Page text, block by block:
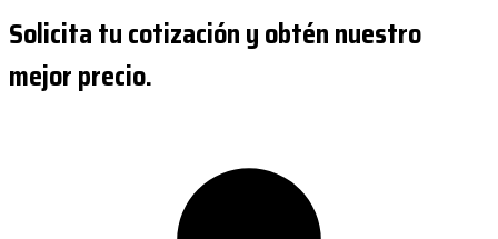
Solicita tu cotización y obtén nuestro
mejor precio.